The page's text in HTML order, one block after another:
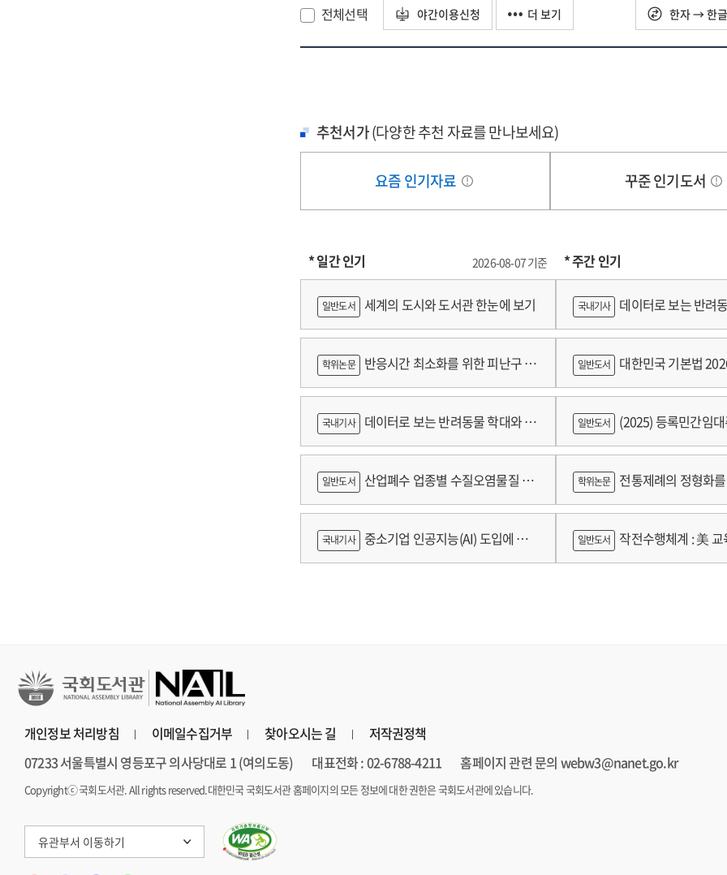
전체선택 야간이용신청 더 보기 한자 → 한글
추천서가(다양한 추천 자료를 만나보세요)
요즘 인기자료 꾸준 인기도서
* 일간 인기 2026-08-07 기준
일반도서 세계의 도시와 도서관 한눈에 보기
학위논문 반응시간 최소화를 위한 피난구 유
도등 제작 및 설치 기준 개발
국내기사 데이터로 보는 반려동물 학대와 분
쟁
일반도서 산업폐수 업종별 수질오염물질 배
출목록 구축 고도화 연구
국내기사 중소기업 인공지능(AI) 도입에 따
* 주간 인기
국내기사 데이터로 보는 반려
쟁
일반도서 대한민국 기본법
일반도서 (2025) 등록민간임
람
학위논문 전통제례의 정형화
가제를 중심으로
일반도서 작전수행체계 : 美
개인정보 처리방침 이메일수집거부 찾아오시는 길
저작권정책
07233 서울특별시 영등포구 의사당대로 1 (여의도동)
대표전화 : 02-6788-4211 홈페이지 관련 문의 webw3@nanet.go.kr
Copyrightⓒ 국회도서관. All rights reserved.대한민국 국회도서관 홈페이지의 모든 정보에 대한 권한은 국회도서관에 있습니다.
유관부서 이동하기